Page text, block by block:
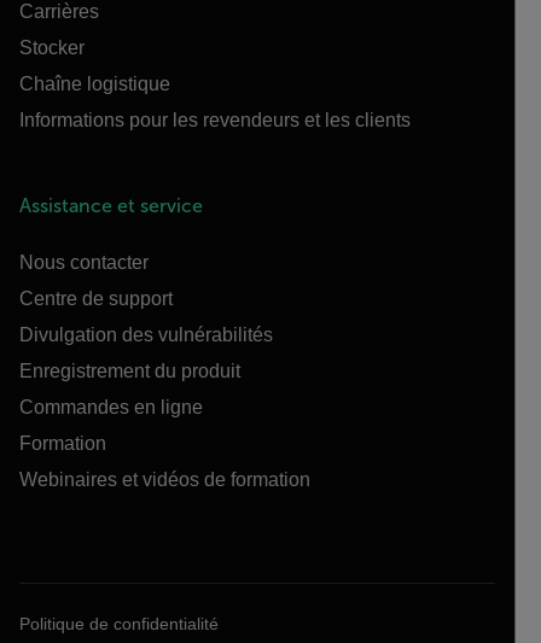
Carrières
Stocker
Chaîne logistique
Informations pour les revendeurs et les clients
Assistance et service
Nous contacter
Centre de support
Divulgation des vulnérabilités
Enregistrement du produit
Commandes en ligne
Formation
Webinaires et vidéos de formation
Politique de confidentialité